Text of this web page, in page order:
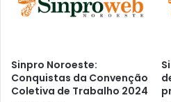
Sinpro Noroeste:
Conquistas da Convenção
Coletiva de Trabalho 2024